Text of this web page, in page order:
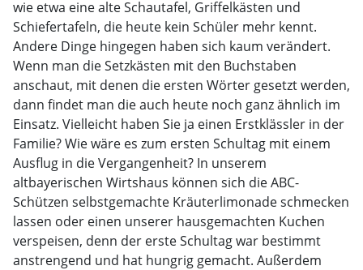
wie etwa eine alte Schautafel, Griffelkästen und
Schiefertafeln, die heute kein Schüler mehr kennt.
Andere Dinge hingegen haben sich kaum verändert.
Wenn man die Setzkästen mit den Buchstaben
anschaut, mit denen die ersten Wörter gesetzt werden,
dann findet man die auch heute noch ganz ähnlich im
Einsatz. Vielleicht haben Sie ja einen Erstklässler in der
Familie? Wie wäre es zum ersten Schultag mit einem
Ausflug in die Vergangenheit? In unserem
altbayerischen Wirtshaus können sich die ABC-
Schützen selbstgemachte Kräuterlimonade schmecken
lassen oder einen unserer hausgemachten Kuchen
verspeisen, denn der erste Schultag war bestimmt
anstrengend und hat hungrig gemacht. Außerdem